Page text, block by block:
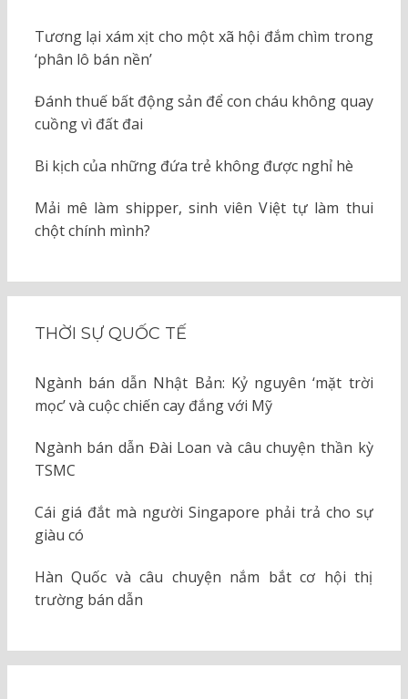
Tương lại xám xịt cho một xã hội đắm chìm trong
‘phân lô bán nền’
Đánh thuế bất động sản để con cháu không quay
cuồng vì đất đai
Bi kịch của những đứa trẻ không được nghỉ hè
Mải mê làm shipper, sinh viên Việt tự làm thui
chột chính mình?
THỜI SỰ QUỐC TẾ
Ngành bán dẫn Nhật Bản: Kỷ nguyên ‘mặt trời
mọc’ và cuộc chiến cay đắng với Mỹ
Ngành bán dẫn Đài Loan và câu chuyện thần kỳ
TSMC
Cái giá đắt mà người Singapore phải trả cho sự
giàu có
Hàn Quốc và câu chuyện nắm bắt cơ hội thị
trường bán dẫn